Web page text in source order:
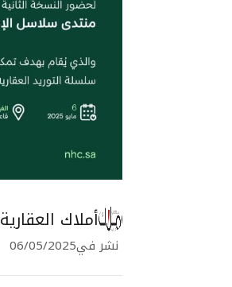
أملاك العقارية
نشر في06/05/2025